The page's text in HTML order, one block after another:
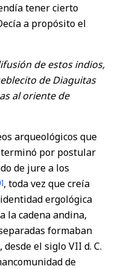
tener cierto
a propósito el
de estos indios,
de Diaguitas
al oriente de
arqueológicos que
por postular
de jure a los
, toda vez que creía
ergológica
la cadena andina,
formaban
el siglo VII d. C.
de